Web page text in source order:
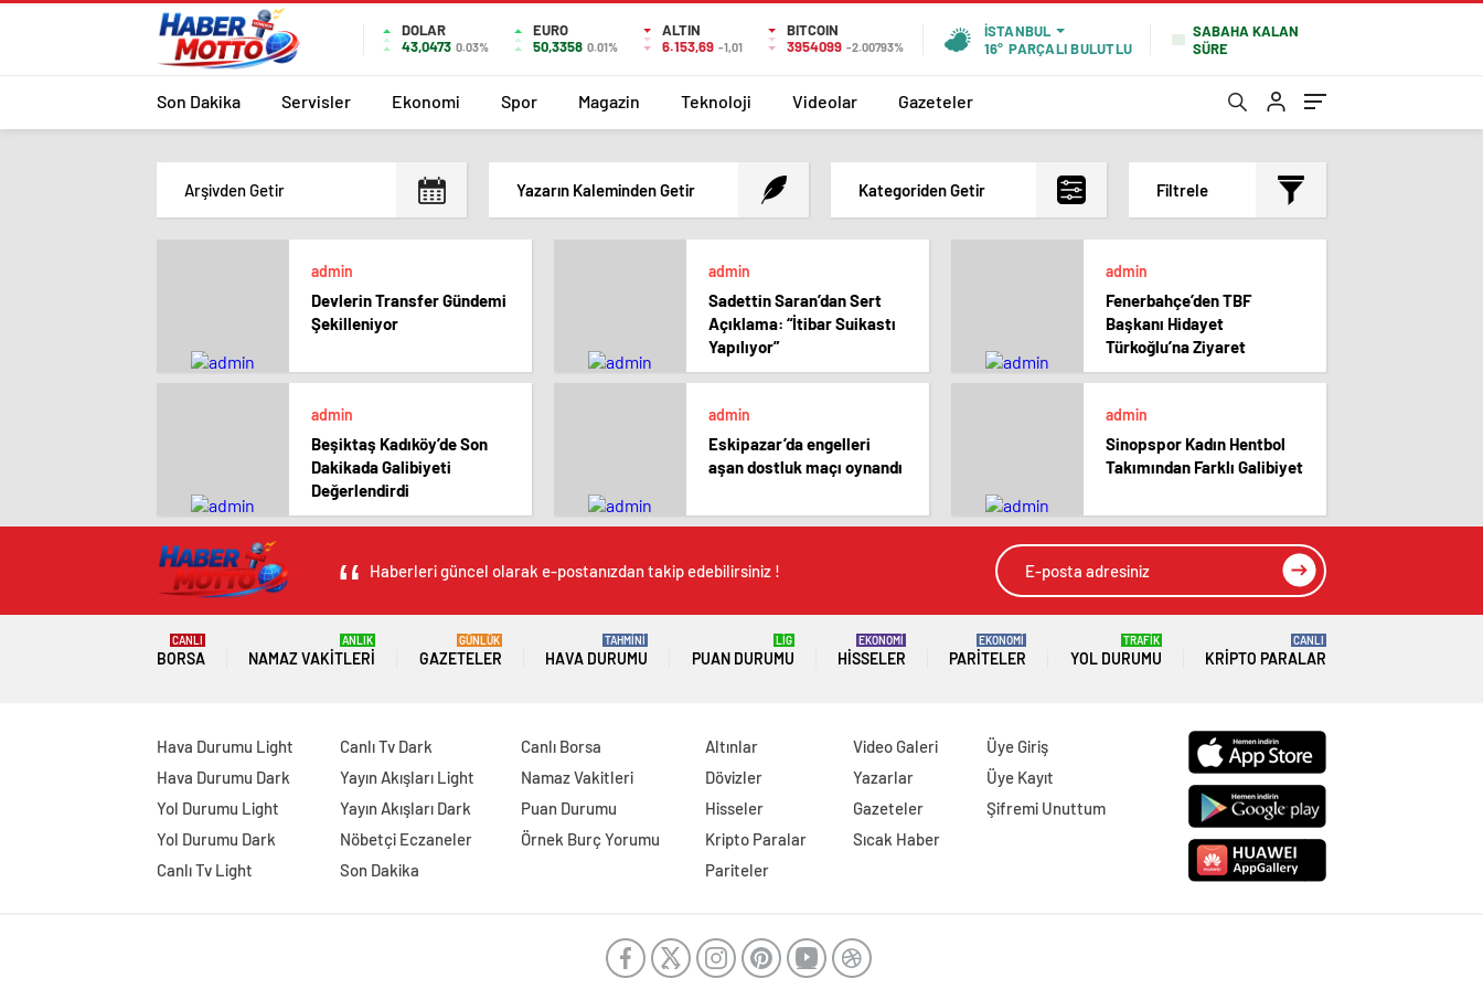
DOLAR
43,0473 0.03%
EURO
50,3358 0.01%
ALTIN
6.153,69 -1,01
BITCOIN
3954099 -2.00793%
İSTANBUL
16° PARÇALI BULUTLU
SABAHA KALAN
SÜRE
Son Dakika Servisler Ekonomi Spor Magazin Teknoloji Videolar Gazeteler
Yazarın Kaleminden Getir Kategoriden Getir Filtrele
En çok okunanlar
Yorum Sayısına Göre
En yeniler
En eskiler
admin
Devlerin Transfer Gündemi
Şekilleniyor
admin
Sadettin Saran’dan Sert
Açıklama: “İtibar Suikastı
Yapılıyor”
admin
Fenerbahçe’den TBF
Başkanı Hidayet
Türkoğlu’na Ziyaret
admin
Beşiktaş Kadıköy’de Son
Dakikada Galibiyeti
Değerlendirdi
admin
Eskipazar’da engelleri
aşan dostluk maçı oynandı
admin
Sinopspor Kadın Hentbol
Takımından Farklı Galibiyet
Haberleri güncel olarak e-postanızdan takip edebilirsiniz !
BORSA
CANLI
NAMAZ VAKITLERI
ANLIK
GAZETELER
GÜNLÜK
HAVA DURUMU
TAHMİNİ
PUAN DURUMU
LİG
HISSELER
EKONOMİ
PARITELER
EKONOMİ
YOL DURUMU
TRAFİK
KRIPTO PARALAR
CANLI
Hava Durumu Light
Hava Durumu Dark
Yol Durumu Light
Yol Durumu Dark
Canlı Tv Light
Canlı Tv Dark
Yayın Akışları Light
Yayın Akışları Dark
Nöbetçi Eczaneler
Son Dakika
Canlı Borsa
Namaz Vakitleri
Puan Durumu
Örnek Burç Yorumu
Altınlar
Dövizler
Hisseler
Kripto Paralar
Pariteler
Video Galeri
Yazarlar
Gazeteler
Sıcak Haber
Üye Giriş
Üye Kayıt
Şifremi Unuttum